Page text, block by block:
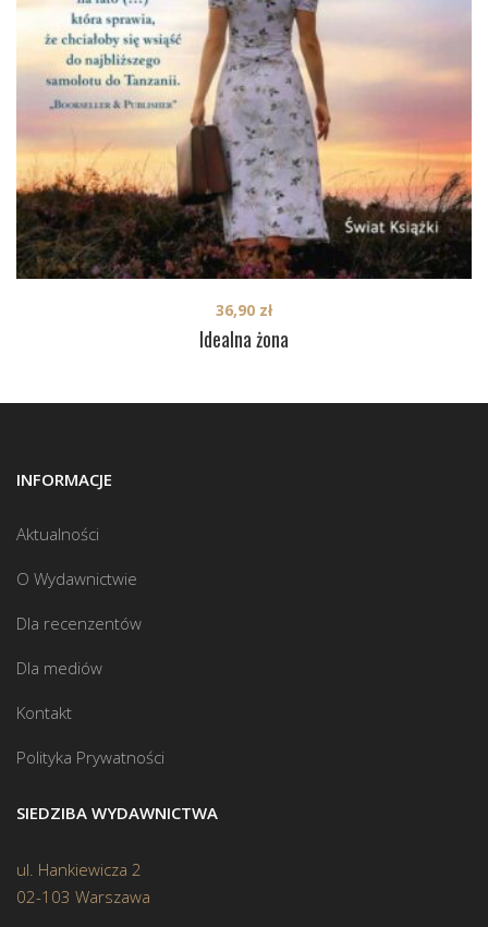
Idealna żona
36,90 zł
INFORMACJE
Aktualności
O Wydawnictwie
Dla recenzentów
Dla mediów
Kontakt
Polityka Prywatności
SIEDZIBA WYDAWNICTWA
ul. Hankiewicza 2
02-103 Warszawa